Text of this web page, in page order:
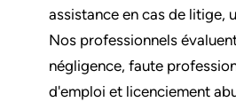
assistance en cas de litige,
Nos professionnels
négligence, faute
d'emploi et licenciement